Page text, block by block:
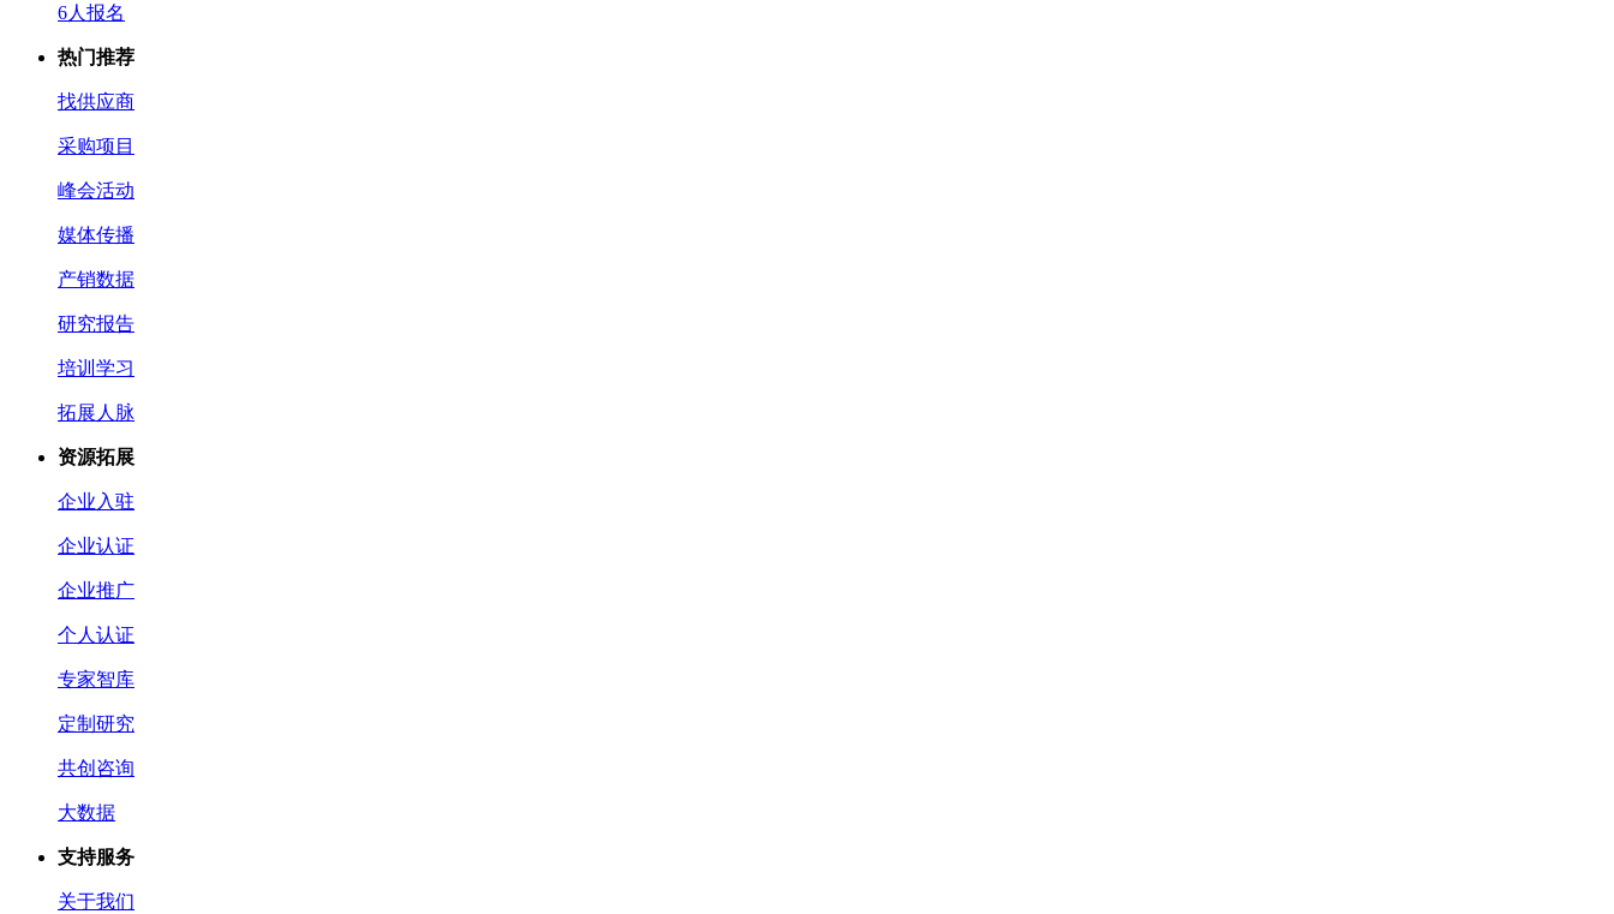
6人报名
热门推荐
找供应商
采购项目
峰会活动
媒体传播
产销数据
研究报告
培训学习
拓展人脉
资源拓展
企业入驻
企业认证
企业推广
个人认证
专家智库
定制研究
共创咨询
大数据
支持服务
关于我们